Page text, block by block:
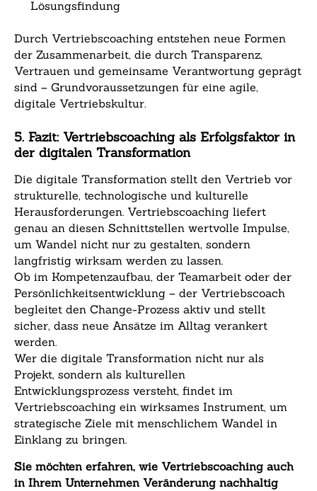
Lösungsfindung
Durch Vertriebscoaching entstehen neue Formen
der Zusammenarbeit, die durch Transparenz,
Vertrauen und gemeinsame Verantwortung geprägt
sind – Grundvoraussetzungen für eine agile,
digitale Vertriebskultur.
5. Fazit: Vertriebscoaching als Erfolgsfaktor in
der digitalen Transformation
Die digitale Transformation stellt den Vertrieb vor
strukturelle, technologische und kulturelle
Herausforderungen. Vertriebscoaching liefert
genau an diesen Schnittstellen wertvolle Impulse,
um Wandel nicht nur zu gestalten, sondern
langfristig wirksam werden zu lassen.
Ob im Kompetenzaufbau, der Teamarbeit oder der
Persönlichkeitsentwicklung – der Vertriebscoach
begleitet den Change-Prozess aktiv und stellt
sicher, dass neue Ansätze im Alltag verankert
werden.
Wer die digitale Transformation nicht nur als
Projekt, sondern als kulturellen
Entwicklungsprozess versteht, findet im
Vertriebscoaching ein wirksames Instrument, um
strategische Ziele mit menschlichem Wandel in
Einklang zu bringen.
Sie möchten erfahren, wie Vertriebscoaching auch
in Ihrem Unternehmen Veränderung nachhaltig